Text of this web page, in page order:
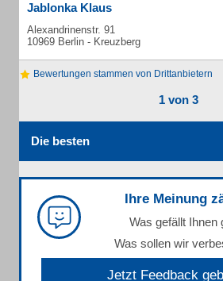
Jablonka Klaus
Alexandrinenstr. 91
10969 Berlin - Kreuzberg
Bewertungen stammen von Drittanbietern
1 von 3
Die besten
Ihre Meinung
Was gefällt Ihnen
Was sollen wir
Jetzt Feedback